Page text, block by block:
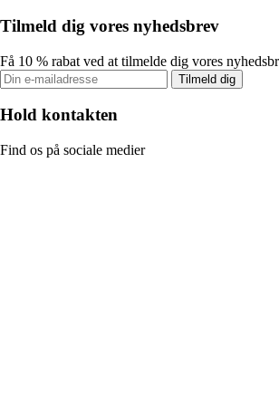
Tilmeld dig vores nyhedsbrev
Få 10 % rabat ved at tilmelde dig vores
Tilmeld dig
Hold kontakten
Find os på sociale medier